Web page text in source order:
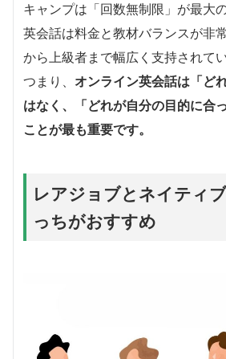
キャンプは「回数無制限」が最大
英会話は料金と教材バランスが非
から上級者まで幅広く支持されてい
つまり、 オンライン英会話は「ど
はなく、「どれが自分の目的に合
ことが最も重要です。
レアジョブとネイティ
っちがおすすめ